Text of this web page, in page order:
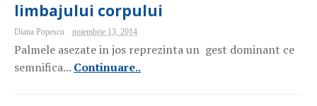
limbajului corpului
Diana Popescu noiembrie 13, 2014
Palmele asezate in jos reprezinta un gest dominant ce
semnifica... Continuare..